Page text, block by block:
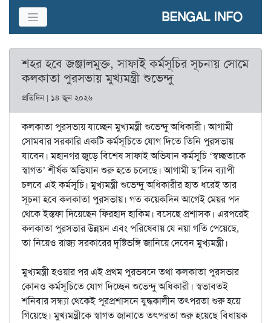
BENGAL INFO
শহর হবে জঞ্জালমুক্ত, সাফাই কর্মসূচির সূচনায় সোমে
কলকাতা পুরসভায় মুখ্যমন্ত্রী শুভেন্দু
প্রতিদিন | ১৪ জুন ২০২৬
কলকাতা পুরসভায় যাচ্ছেন মুখ্যমন্ত্রী শুভেন্দু অধিকারী। আগামী
সোমবার সরকারি একটি কর্মসূচিতে যোগ দিতে তিনি পুরসভায়
যাবেন। মহানগর জুড়ে বিশেষ সাফাই অভিযান কর্মসূচি ‘স্বচ্ছতাকে
স্বাগত’ শীর্ষক অভিযান শুরু হতে চলেছে। আগামী ছ’দিন ব্যাপী
চলবে এই কর্মসূচি। মুখ্যমন্ত্রী শুভেন্দু অধিকারীর হাত ধরেই তার
সূচনা হবে কলকাতা পুরসভায়। গত কয়েকদিন আগেই মেয়র পদ
থেকে ইস্তফা দিয়েছেন ফিরহাদ হাকিম। বসেছে প্রশাসক। এরপরেই
কলকাতা পুরসভার উন্নয়ন এবং পরিষেবায় যে নয়া গতি পেয়েছে,
তা নিয়েও রাজ্য সরকারের দৃষ্টিভঙ্গি জানিয়ে দেবেন মুখ্যমন্ত্রী।
মুখ্যমন্ত্রী হওয়ার পর এই প্রথম পুরভবনে তথা কলকাতা পুরসভার
কোনও কর্মসূচিতে যোগ দিচ্ছেন শুভেন্দু অধিকারী। স্বভাবতই
শনিবার সন্ধ্যা থেকেই পূরপ্রশাসনে যুদ্ধকালীন তৎপরতা শুরু হয়ে
গিয়েছে। মুখ্যমন্ত্রীকে স্বাগত জানাতে তৎপরতা শুরু হয়েছে বিধায়ক